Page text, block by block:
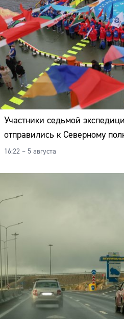
Участники седьмой
отправились к Северному
16:22 – 5 августа